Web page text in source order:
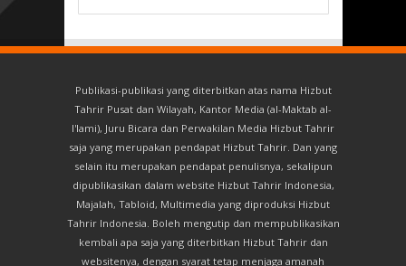
Publikasi-publikasi yang diterbitkan atas nama Hizbut
Tahrir Pusat dan Wilayah, Kantor Media (al-Maktab al-
I'lami), Juru Bicara dan Perwakilan Media Hizbut Tahrir
saja yang merupakan pendapat Hizbut Tahrir. Dan yang
selain itu merupakan pendapat penulisnya, sekalipun
dipublikasikan dalam website Hizbut Tahrir Indonesia,
Majalah, Tabloid, Multimedia yang diproduksi Hizbut
Tahrir Indonesia. Boleh mengutip dan mempublikasikan
kembali apa saja yang diterbitkan Hizbut Tahrir dan
websitenya, dengan syarat tetap menjaga amanah